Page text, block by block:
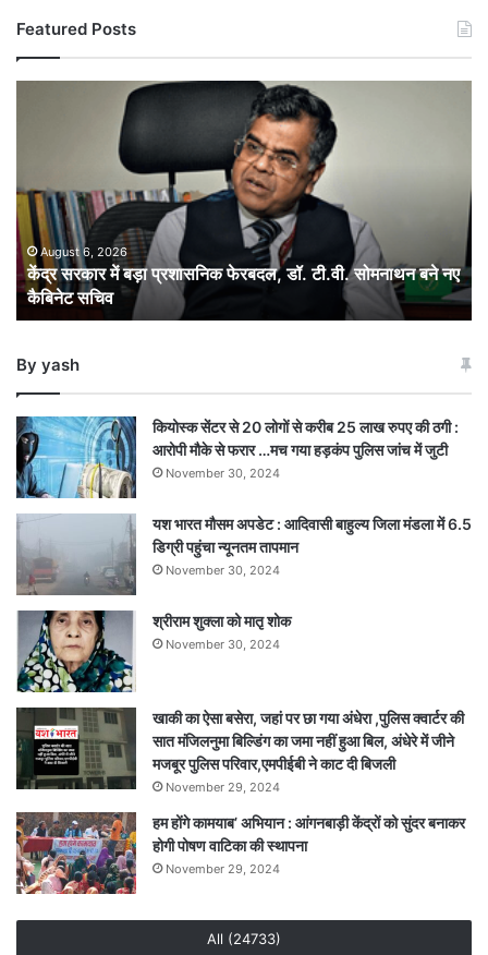
Featured Posts
फेरबदल,
डॉ.
टी.वी.
सोमनाथन
बने
नए
सचिव
August 6, 2026
केंद्र सरकार में बड़ा प्रशासनिक फेरबदल, डॉ. टी.वी. सोमनाथन बने नए
कैबिनेट सचिव
By yash
कियोस्क सेंटर से 20 लोगों से करीब 25 लाख रुपए की ठगी :
आरोपी मौके से फरार …मच गया हड़कंप पुलिस जांच में जुटी
November 30, 2024
यश भारत मौसम अपडेट : आदिवासी बाहुल्य जिला मंडला में 6.5
डिग्री पहुंचा न्यूनतम तापमान
November 30, 2024
श्रीराम शुक्ला को मातृ शोक
November 30, 2024
खाकी का ऐसा बसेरा, जहां पर छा गया अंधेरा ,पुलिस क्वार्टर की
सात मंजिलनुमा बिल्डिंग का जमा नहीं हुआ बिल, अंधेरे में जीने
मजबूर पुलिस परिवार,एमपीईबी ने काट दी बिजली
November 29, 2024
हम होंगे कामयाब’ अभियान : आंगनबाड़ी केंद्रों को सुंदर बनाकर
होगी पोषण वाटिका की स्थापना
November 29, 2024
All (24733)